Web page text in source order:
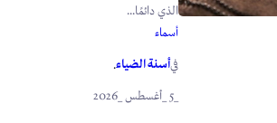
الذي دائمًا...
أسماء
فيأسنة الضياء.
_5 _أغسطس _2026